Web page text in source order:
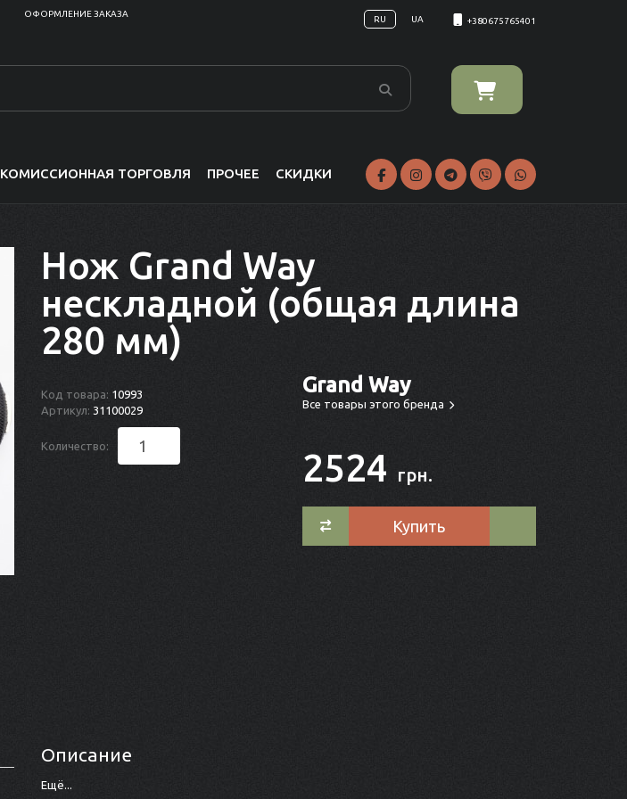
ОФОРМЛЕНИЕ ЗАКАЗА
RU UA +380675765401
КОМИССИОННАЯ ТОРГОВЛЯ ПРОЧЕЕ СКИДКИ
Нож Grand Way
нескладной (общая длина
280 мм)
Код товара: 10993
Артикул: 31100029
Количество:
Grand Way
Все товары этого бренда
2524 грн.
Купить
Описание
Ещё...